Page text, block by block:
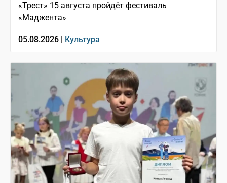
«Трест» 15 августа пройдёт фестиваль
«Маджента»
05.08.2026 | Культура